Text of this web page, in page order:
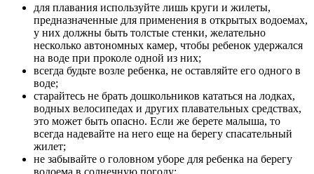
для плавания используйте лишь круги и жилеты,
предназначенные для применения в открытых водоемах,
у них должны быть толстые стенки, желательно
несколько автономных камер, чтобы ребенок удержался
на воде при проколе одной из них;
всегда будьте возле ребенка, не оставляйте его одного в
воде;
старайтесь не брать дошкольников кататься на лодках,
водных велосипедах и других плавательных средствах,
это может быть опасно. Если же берете малыша, то
всегда надевайте на него еще на берегу спасательный
жилет;
не забывайте о головном уборе для ребенка на берегу
водоема в солнечную погоду;